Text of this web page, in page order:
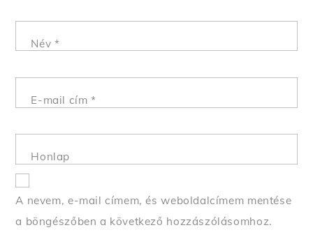
Név *
E-mail cím*
Honlap
A nevem, e-mail címem, és weboldalcímem mentése
a böngészőben a következő hozzászólásomhoz.